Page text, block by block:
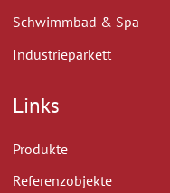
Schwimmbad & Spa
Industrieparkett
Links
Produkte
Referenzobjekte